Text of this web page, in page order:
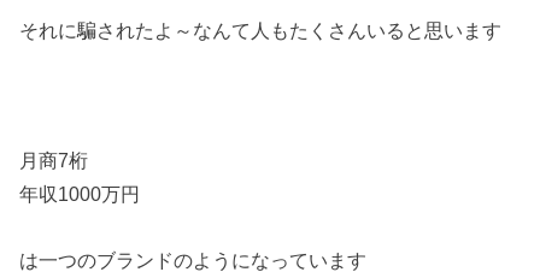
それに騙されたよ～なんて人もたくさんいると思います
月商7桁
年収1000万円
は一つのブランドのようになっています